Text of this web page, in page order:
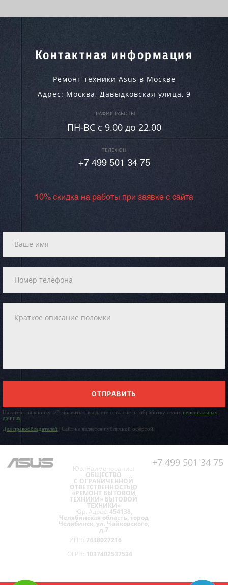
Контактная информация
Ремонт техники Asus в Москве
Адрес: Москва, Давыдковская улица, 9
ГРАФИК РАБОТЫ
ПН-ВC c 9.00 до 22.00
ТЕЛЕФОН
+7 499 501 34 75
10% скидка на работы при заявке с сайта
ОТПРАВИТЬ
Нажимая на кнопку «Отправить», вы даете согласие на обработку своих персональных
данных
Для правообладателей | Сайт не является публичной офертой.
+7 499 501 34 75
Юр. Наименование:
ОБЩЕСТВО
С ОГРАНИЧЕННОЙ
ОТВЕТСТВЕННОСТЬЮ
«РЕМОНТ БЫТОВОЙ
ТЕХНИКИ» БЫТОВОЙ
ТЕХНИКИ»
Юр. Адрес: 454138,
Челябинская область, город
Челябинск, ул. Чайковского,
д.7
ИНН: 7448027216
ОГРН: 1037402537534